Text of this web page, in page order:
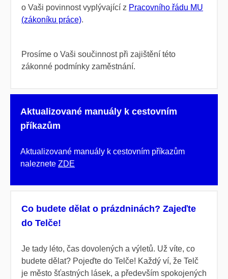
o Vaši povinnost vyplývající z Pracovního řádu MU
(zákoníku práce).
Prosíme o Vaši součinnost při zajištění této
zákonné podmínky zaměstnání.
Aktualizované manuály k cestovním
příkazům
Aktualizované manuály k cestovním příkazům
naleznete ZDE
Co budete dělat o prázdninách? Zajeďte
do Telče!
Je tady léto, čas dovolených a výletů. Už víte, co
budete dělat? Pojeďte do Telče! Každý ví, že Telč
je město šťastných lásek, a především spokojených